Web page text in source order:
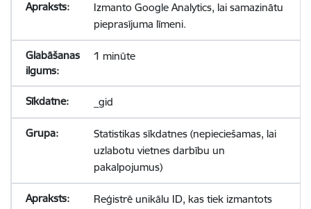
Izmanto Google Analytics, lai samazinātu
pieprasījuma līmeni.
1 minūte
_gid
Statistikas sīkdatnes (nepieciešamas, lai
uzlabotu vietnes darbību un
pakalpojumus)
Reģistrē unikālu ID, kas tiek izmantots